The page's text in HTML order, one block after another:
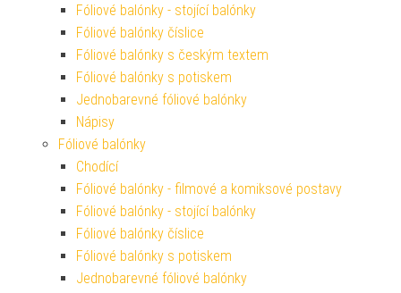
Fóliové balónky - stojící balónky
Fóliové balónky číslice
Fóliové balónky s českým textem
Fóliové balónky s potiskem
Jednobarevné fóliové balónky
Nápisy
Fóliové balónky
Chodící
Fóliové balónky - filmové a komiksové postavy
Fóliové balónky - stojící balónky
Fóliové balónky číslice
Fóliové balónky s potiskem
Jednobarevné fóliové balónky